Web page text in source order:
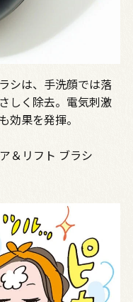
シは、手洗顔では落
しく除去。電気刺激
効果を発揮。
＆リフト ブラシ